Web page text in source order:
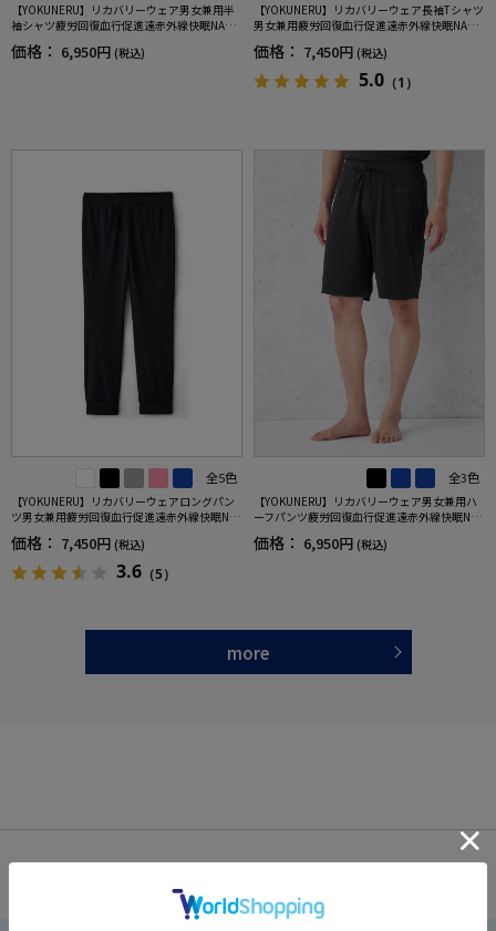
【YOKUNERU】リカバリーウェア男女兼用半
袖シャツ疲労回復血行促進遠赤外線快眠NANO
MIX(R)【一般医療機器】SS～LLサイズ
価格： 6,950円 (税込)
【YOKUNERU】リカバリーウェア長袖Tシャツ
男女兼用疲労回復血行促進遠赤外線快眠NANO
MIX(R)【一般医療機器】SS～LLサイズ
価格： 7,450円 (税込)
5.0 （1）
全5色
【YOKUNERU】リカバリーウェアロングパン
ツ男女兼用疲労回復血行促進遠赤外線快眠NA
NOMIX(R)【一般医療機器】SS～LLサイズ
価格： 7,450円 (税込)
3.6 （5）
全3色
【YOKUNERU】リカバリーウェア男女兼用ハ
ーフパンツ疲労回復血行促進遠赤外線快眠NA
NOMIX(R)【一般医療機器】SS～LLサイズ
価格： 6,950円 (税込)
more